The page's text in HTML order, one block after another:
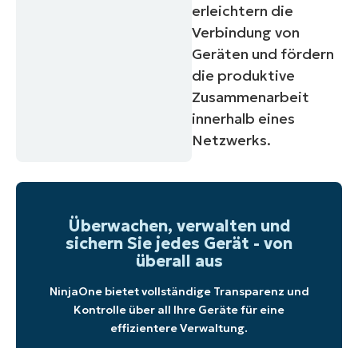
erleichtern die
Verbindung von
Geräten und fördern
die produktive
Zusammenarbeit
innerhalb eines
Netzwerks.
Überwachen, verwalten und
sichern Sie jedes Gerät - von
überall aus
NinjaOne bietet vollständige Transparenz und
Kontrolle über all Ihre Geräte für eine
effizientere Verwaltung.